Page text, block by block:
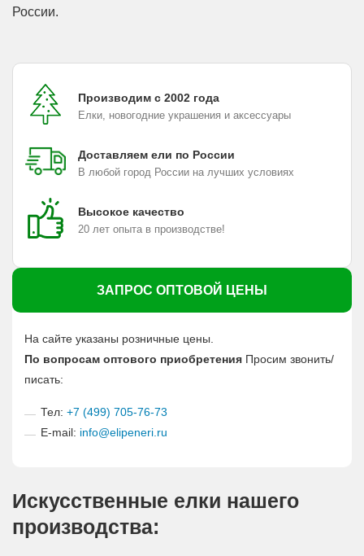
России.
Производим с 2002 года
Елки, новогодние украшения и аксессуары
Доставляем ели по России
В любой город России на лучших условиях
Высокое качество
20 лет опыта в производстве!
ЗАПРОС ОПТОВОЙ ЦЕНЫ
На сайте указаны розничные цены.
По вопросам оптового приобретения Просим звонить/
писать:
Тел: +7 (499) 705-76-73
E-mail: info@elipeneri.ru
Искусственные елки нашего
производства: